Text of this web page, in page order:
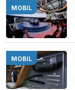
MOBIL
MOBIL